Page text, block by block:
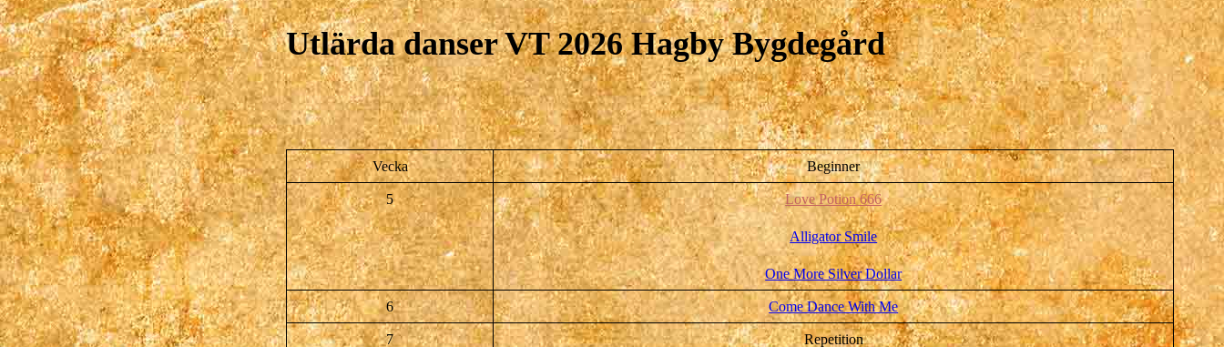
Utlärda danser VT 2026 Hagby Bygdegård
Vecka Beginner
5 Love Potion 666
Alligator Smile
One More Silver Dollar
6 Come Dance With Me
7 Repetition